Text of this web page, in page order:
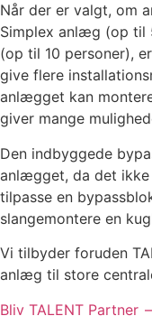
Når der er valgt, om
Simplex anlæg (op til
(op til 10 personer),
give flere
anlægget kan
giver mange
Den indbyggede
anlægget, da det
tilpasse en
slangemontere en
Vi tilbyder foruden
anlæg til store
Bliv TALENT Partner